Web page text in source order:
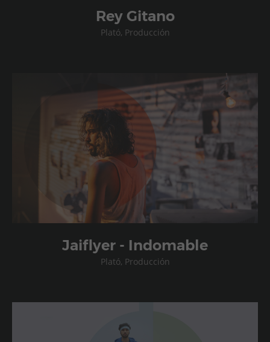
Rey Gitano
Plató, Producción
Jaiflyer - Indomable
Plató, Producción